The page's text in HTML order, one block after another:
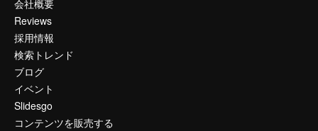
会社概要
Reviews
採用情報
検索トレンド
ブログ
イベント
Slidesgo
コンテンツを販売する